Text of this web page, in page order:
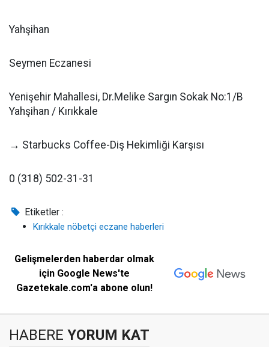
Yahşihan
Seymen Eczanesi
Yenişehir Mahallesi, Dr.Melike Sargın Sokak No:1/B
Yahşihan / Kırıkkale
→ Starbucks Coffee-Diş Hekimliği Karşısı
0 (318) 502-31-31
Etiketler :
Kırıkkale nöbetçi eczane haberleri
Gelişmelerden haberdar olmak
için Google News'te
Gazetekale.com'a abone olun!
HABERE YORUM KAT